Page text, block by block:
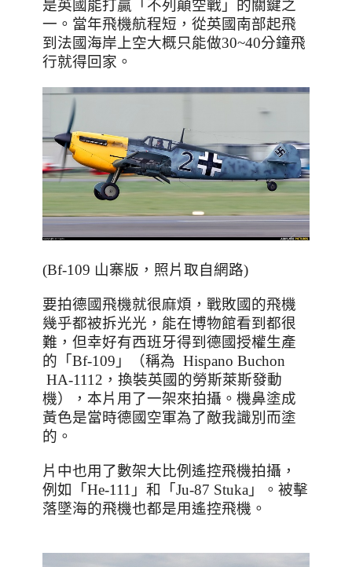
是英國能打贏「不列顛空戰」的關鍵之
一。當年飛機航程短，從英國南部起飛
到法國海岸上空大概只能做30~40分鐘飛
行就得回家。
(Bf-109 山寨版，照片取自網路)
要拍德國飛機就很麻煩，戰敗國的飛機
幾乎都被拆光光，能在博物館看到都很
難，但幸好有西班牙得到德國授權生產
的「 Bf-109 」（稱為 Hispano Buchon
HA-1112 ，換裝英國的勞斯萊斯發動
機），本片用了一架來拍攝。機鼻塗成
黃色是當時德國空軍為了敵我識別而塗
的。
片中也用了數架大比例遙控飛機拍攝，
例如「 He-111 」和 「 Ju-87 Stuka 」
。被擊
落墜海的飛機也都是用遙控飛機。